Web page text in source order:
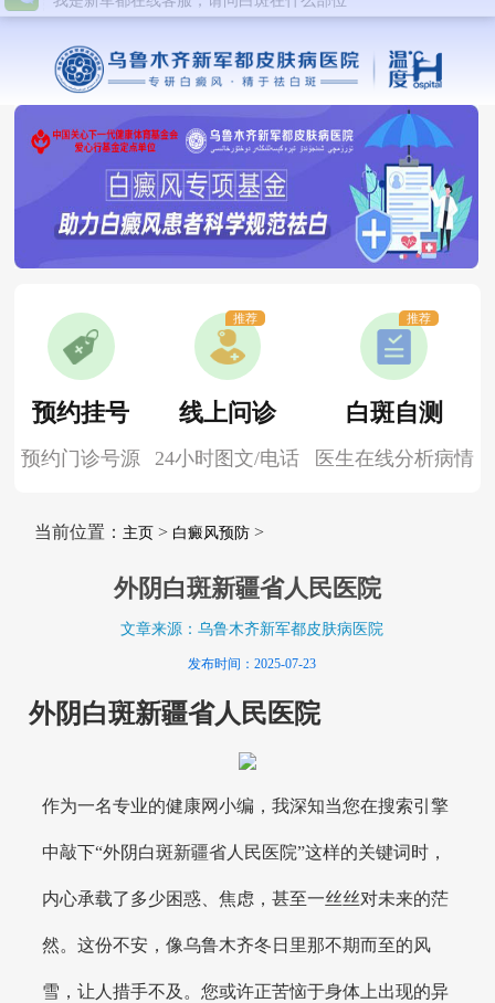
预约挂号
预约门诊号源
线上问诊
24小时图文/电话
推荐
白斑自测
医生在线分析病情
推荐
当前位置： 主页> 白癜风预防>
外阴白斑新疆省人民医院
文章来源：乌鲁木齐新军都皮肤病医院
发布时间：2025-07-23
外阴白斑新疆省人民医院
作为一名专业的健康网小编，我深知当您在搜索引擎
中敲下“外阴白斑新疆省人民医院”这样的关键词时，
内心承载了多少困惑、焦虑，甚至一丝丝对未来的茫
然。这份不安，像乌鲁木齐冬日里那不期而至的风
雪，让人措手不及。您或许正苦恼于身体上出现的异